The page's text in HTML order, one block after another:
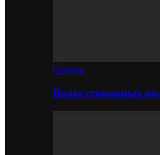
Советы
Виды стопорных